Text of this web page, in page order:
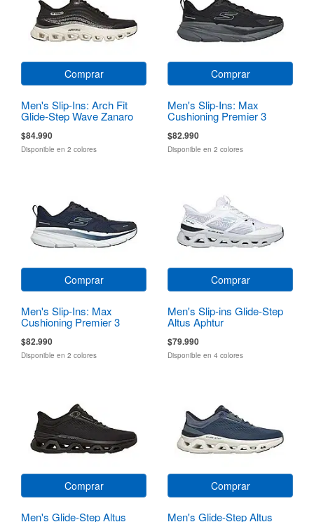
Comprar
Men's Slip-Ins: Arch Fit
Glide-Step Wave Zanaro
$84.990
Disponible en 2 colores
Comprar
Men's Slip-Ins: Max
Cushioning Premier 3
$82.990
Disponible en 2 colores
Comprar
Men's Slip-Ins: Max
Cushioning Premier 3
$82.990
Disponible en 2 colores
Comprar
Men's Slip-ins Glide-Step
Altus Aphtur
$79.990
Disponible en 4 colores
Comprar
Men's Glide-Step Altus
Comprar
Men's Glide-Step Altus